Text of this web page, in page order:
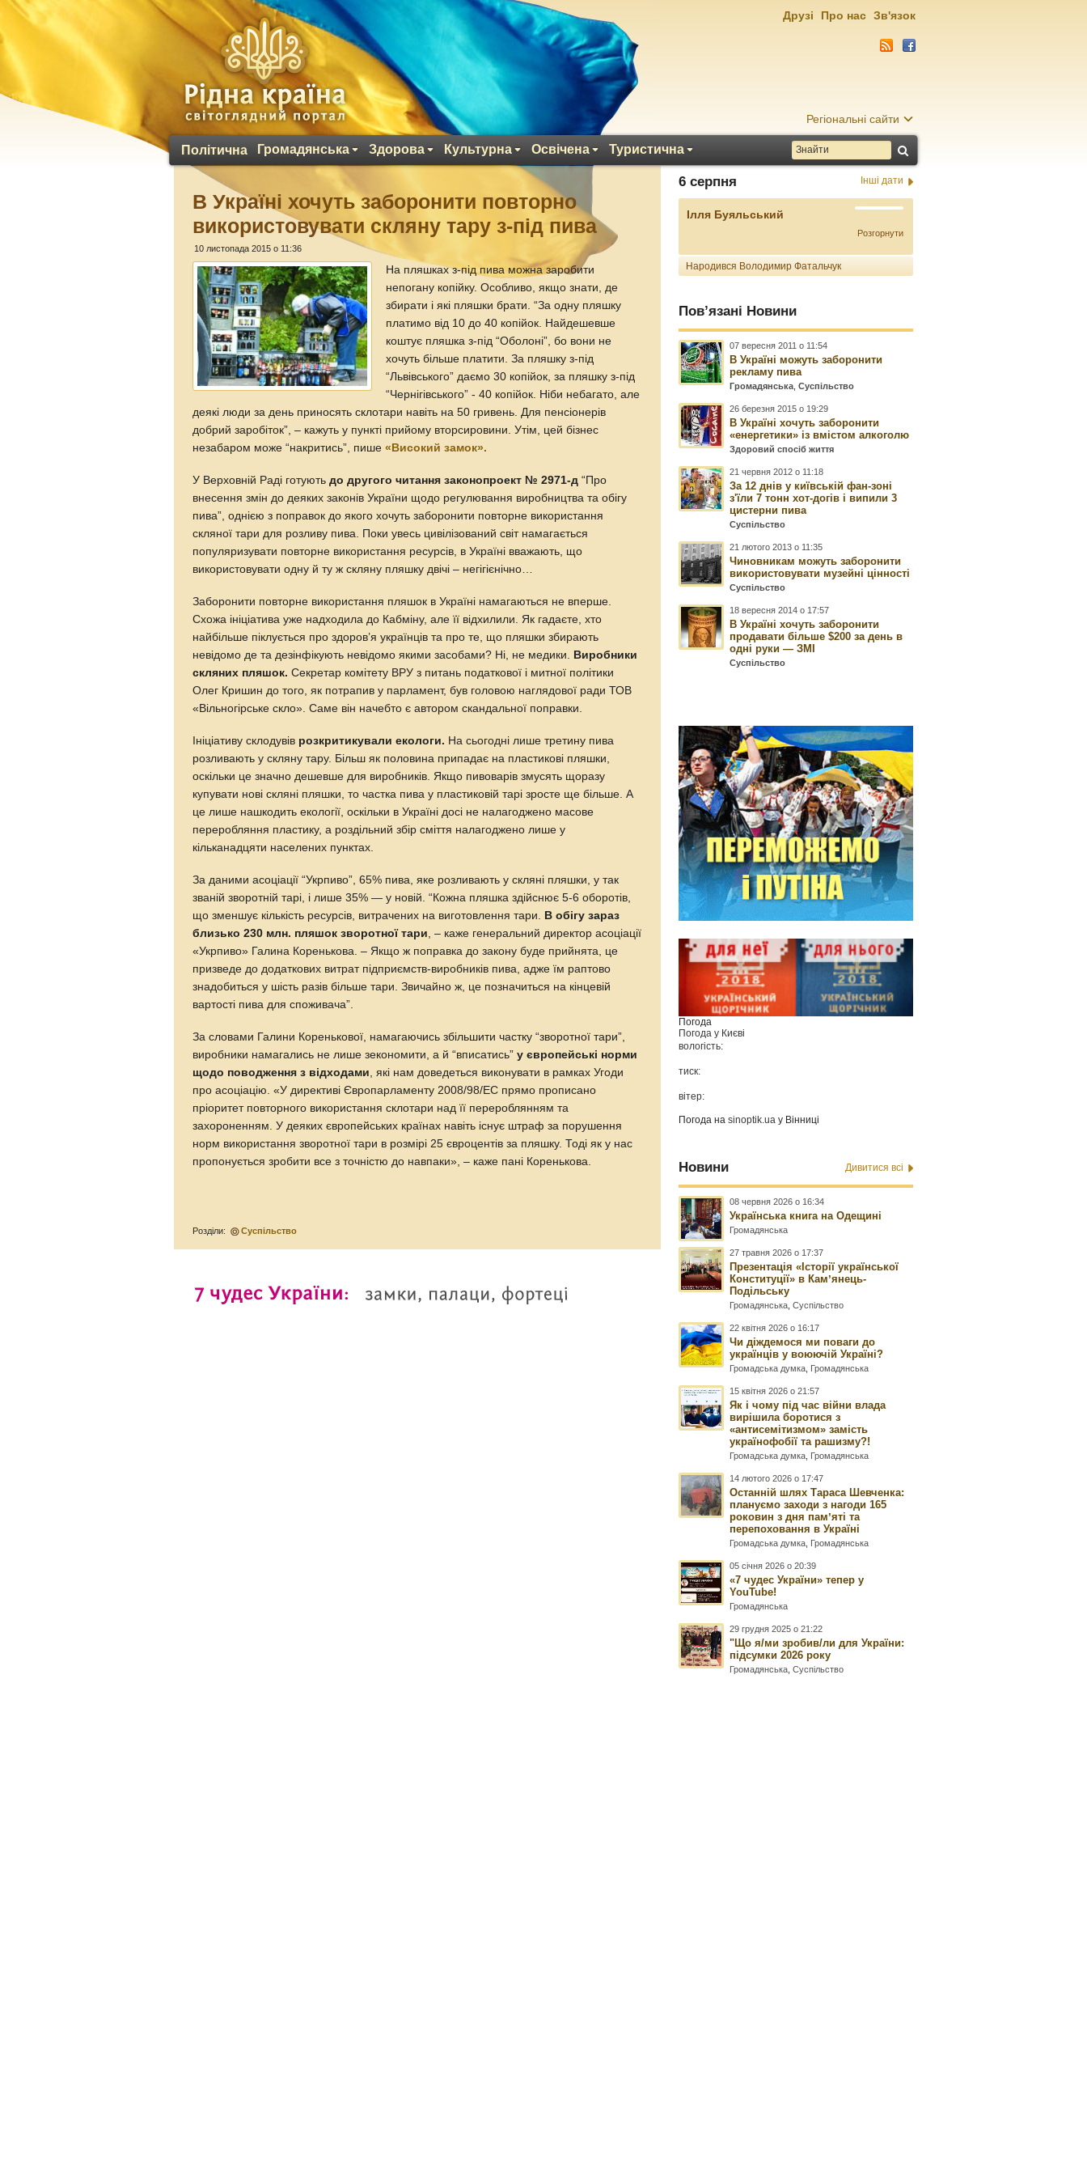
Регіональні сайти
Політична Громадянська Здорова Культурна Освічена Туристична
Друзі Про нас Зв'язок
В Україні хочуть заборонити повторно
використовувати скляну тару з-під пива
10 листопада 2015 о 11:36
На пляшках з-під пива можна заробити
непогану копійку. Особливо, якщо знати, де
збирати і які пляшки брати. “За одну пляшку
платимо від 10 до 40 копійок. Найдешевше
коштує пляшка з-під “Оболоні”, бо вони не
хочуть більше платити. За пляшку з-під
“Львівського” даємо 30 копійок, за пляшку з-під
“Чернігівського” - 40 копійок. Ніби небагато, але
деякі люди за день приносять склотари навіть на 50 гривень. Для пенсіонерів
добрий заробіток”, – кажуть у пункті прийому вторсировини. Утім, цей бізнес
незабаром може “накритись”, пише«Високий замок».
У Верховній Раді готуютьдо другого читання законопроект № 2971-д “Про
внесення змін до деяких законів України щодо регулювання виробництва та обігу
пива”, однією з поправок до якого хочуть заборонити повторне використання
скляної тари для розливу пива. Поки увесь цивілізований світ намагається
популяризувати повторне використання ресурсів, в Україні вважають, що
використовувати одну й ту ж скляну пляшку двічі – негігієнічно…
Заборонити повторне використання пляшок в Україні намагаються не вперше.
Схожа ініціатива уже надходила до Кабміну, але її відхилили. Як гадаєте, хто
найбільше піклується про здоров’я українців та про те, що пляшки збирають
невідомо де та дезінфікують невідомо якими засобами? Ні, не медики.
Виробники
скляних пляшок. Секретар комітету ВРУ з питань податкової і митної політики
Олег Кришин до того, як потрапив у парламент, був головою наглядової ради ТОВ
«Вільногірське скло». Саме він начебто є автором скандальної поправки.
Ініціативу склодувів розкритикували екологи. На сьогодні лише третину пива
розливають у скляну тару. Більш як половина припадає на пластикові пляшки,
оскільки це значно дешевше для виробників. Якщо пивоварів змусять щоразу
купувати нові скляні пляшки, то частка пива у пластиковій тарі зросте ще більше. А
це лише нашкодить екології, оскільки в Україні досі не налагоджено масове
переробляння пластику, а роздільний збір сміття налагоджено лише у
кільканадцяти населених пунктах.
За даними асоціації “Укрпиво”, 65% пива, яке розливають у скляні пляшки, у так
званій зворотній тарі, і лише 35% — у новій. “Кожна пляшка здійснює 5-6 оборотів,
що зменшує кількість ресурсів, витрачених на виготовлення тари.
В обігу зараз
близько 230 млн. пляшок зворотної тари , – каже генеральний директор асоціації
«Укрпиво» Галина Коренькова. – Якщо ж поправка до закону буде прийнята, це
призведе до додаткових витрат підприємств-виробників пива, адже їм раптово
знадобиться у шість разів більше тари. Звичайно ж, це позначиться на кінцевій
вартості пива для споживача”.
За словами Галини Коренькової, намагаючись збільшити частку “зворотної тари”,
виробники намагались не лише зекономити, а й “вписатись”у європейські норми
щодо поводження з відходами , які нам доведеться виконувати в рамках Угоди
про асоціацію. «У директиві Європарламенту 2008/98/EC прямо прописано
пріоритет повторного використання склотари над її перероблянням та
захороненням. У деяких європейських країнах навіть існує штраф за порушення
норм використання зворотної тари в розмірі 25 євроцентів за пляшку. Тоді як у нас
пропонується зробити все з точністю до навпаки», – каже пані Коренькова.
Розділи: Суспільство
6 серпня Інші дати
Ілля Буяльський
Розгорнути
Народився Володимир Фатальчук
Пов’язані Новини
07 вересня 2011 о 11:54
В Україні можуть заборонити
рекламу пива
Громадянська ,Суспільство
26 березня 2015 о 19:29
В Україні хочуть заборонити
«енергетики» із вмістом алкоголю
Здоровий спосіб життя
21 червня 2012 о 11:18
За 12 днів у київській фан-зоні
з'їли 7 тонн хот-догів і випили 3
цистерни пива
Суспільство
21 лютого 2013 о 11:35
Чиновникам можуть заборонити
використовувати музейні цінності
Суспільство
18 вересня 2014 о 17:57
В Україні хочуть заборонити
продавати більше $200 за день в
одні руки — ЗМІ
Суспільство
Погода
Погода у Києві
вологість:
тиск:
вітер:
Погода наsinoptik.ua у Вінниці
Новини Дивитися всі
08 червня 2026 о 16:34
Українська книга на Одещині
Громадянська
27 травня 2026 о 17:37
Презентація «Історії української
Конституції» в Камʼянець-
Подільську
Громадянська ,Суспільство
22 квітня 2026 о 16:17
Чи діждемося ми поваги до
українців у воюючій Україні?
Громадська думка Громадянська
15 квітня 2026 о 21:57
Як і чому під час війни влада
вирішила боротися з
«антисемітизмом» замість
українофобії та рашизму?!
Громадська думка Громадянська
14 лютого 2026 о 17:47
Останній шлях Тараса Шевченка:
плануємо заходи з нагоди 165
роковин з дня памʼяті та
перепоховання в Україні
Громадська думка Громадянська
05 січня 2026 о 20:39
«7 чудес України» тепер у
YouTube!
Громадянська
29 грудня 2025 о 21:22
"Що я/ми зробив/ли для України:
підсумки 2026 року
Громадянська ,Суспільство